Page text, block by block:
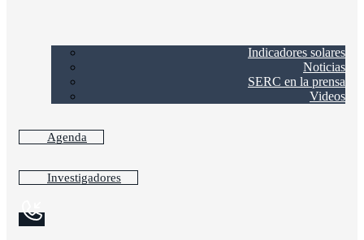
Indicadores solares
Noticias
SERC en la prensa
Videos
Agenda
Investigadores